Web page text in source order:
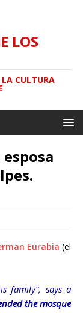
LOS
LA CULTURA
Eurabia (el
family”, says a
the mosque